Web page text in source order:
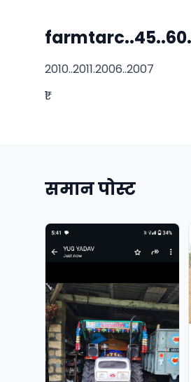
2010..2011.2006..2007
₹1
समान पोस्ट